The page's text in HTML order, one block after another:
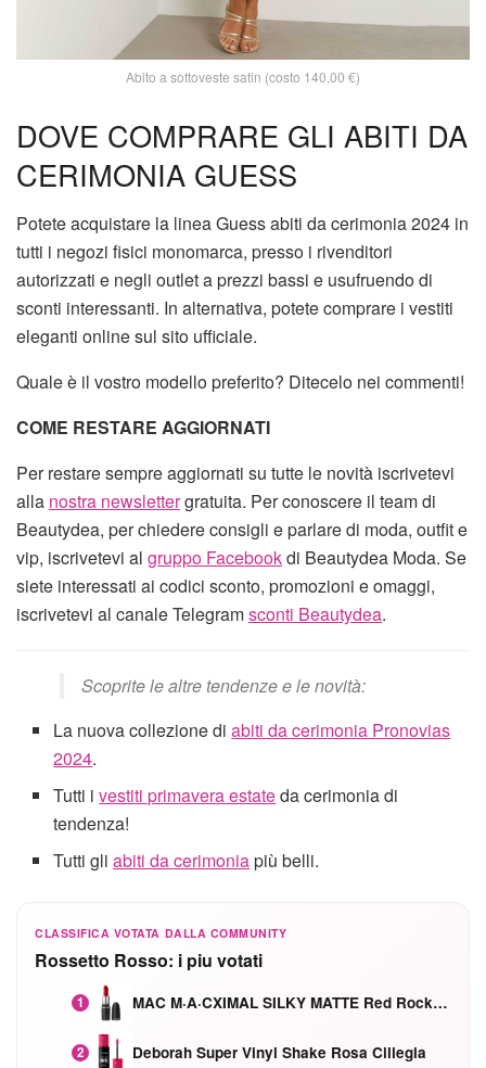
Abito a sottoveste satin (costo 140,00 €)
DOVE COMPRARE GLI ABITI DA
CERIMONIA GUESS
Potete acquistare la linea Guess abiti da cerimonia 2024 in
tutti i negozi fisici monomarca, presso i rivenditori
autorizzati e negli outlet a prezzi bassi e usufruendo di
sconti interessanti. In alternativa, potete comprare i vestiti
eleganti online sul sito ufficiale.
Quale è il vostro modello preferito? Ditecelo nei commenti!
COME RESTARE AGGIORNATI
Per restare sempre aggiornati su tutte le novità iscrivetevi
alla nostra newslettergratuita. Per conoscere il team di
Beautydea, per chiedere consigli e parlare di moda, outfit e
vip, iscrivetevi al gruppo Facebookdi Beautydea Moda. Se
siete interessati ai codici sconto, promozioni e omaggi,
iscrivetevi al canale Telegramsconti Beautydea.
Scoprite le altre tendenze e le novità:
La nuova collezione diabiti da cerimonia Pronovias
2024.
Tutti ivestiti primavera estateda cerimonia di
tendenza!
Tutti gliabiti da cerimoniapiù belli.
CLASSIFICA VOTATA DALLA COMMUNITY
Rossetto Rosso: i piu votati
1 MAC M·A·CXIMAL SILKY MATTE Red Rock mat
2 Deborah Super Vinyl Shake Rosa Ciliegia